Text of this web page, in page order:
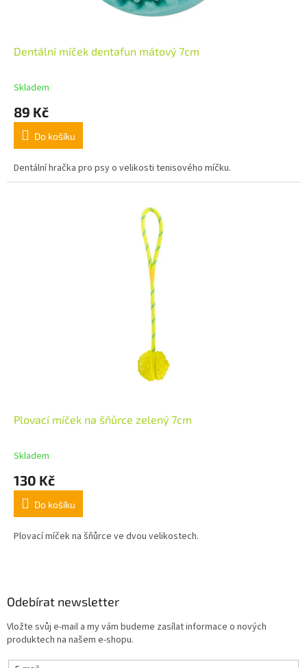
Dentální míček dentafun mátový 7cm
Skladem
89 Kč
Do košíku
Dentální hračka pro psy o velikosti tenisového míčku.
Plovací míček na šňůrce zelený 7cm
Skladem
130 Kč
Do košíku
Plovací míček na šňůrce ve dvou velikostech.
Odebírat newsletter
Vložte svůj e-mail a my vám budeme zasílat informace o nových
produktech na našem e-shopu.